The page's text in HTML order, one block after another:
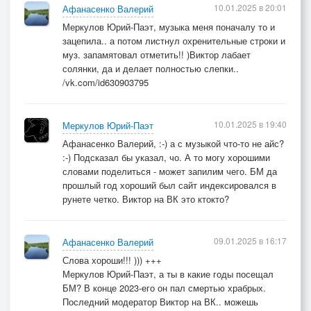
...мой мотор мне выстукивал
музыку дизельных терций
на руках моих медленно
кожа срасталась с баранкой
...завернуть бы сейчас в ту страну,
где дороги изогнуты
в трех плоскостях,
как чеканка,
12,07,2011,
Афанасенко Валерий
Меркулов Юрий-Паэт, музыка меня поначалу то и
зацепила.. а потом листнул охренительные строки и
муз. запамятовал отметить!! )Виктор лабает
солянки, да и делает полностью слепки..
/vk.com/id630903795
10.01.2025 в 20:01
Меркулов Юрий-Паэт
Афанасенко Валерий, :-) а с музыкой что-то не айс?
:-) Подсказал бы указал, чо. А то могу хорошими
словами поделиться - может запилим чего. БМ да
прошлый год хороший был сайт индексировался в
рунете четко. Виктор на ВК это ктокто?
10.01.2025 в 19:40
Афанасенко Валерий
Слова хороши!!! ))) +++
Меркулов Юрий-Паэт, а ты в какие годы посещал
БМ? В конце 2023-его он пал смертью храбрых.
Последний модератор Виктор на ВК.. можешь
09.01.2025 в 16:17